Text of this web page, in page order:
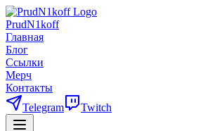
PrudN1koff
Главная
Блог
Ссылки
Мерч
Контакты
Telegram
Twitch